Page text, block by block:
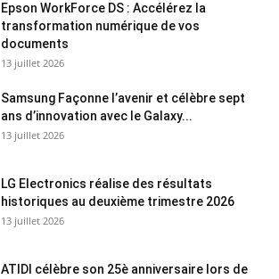
Epson WorkForce DS : Accélérez la
transformation numérique de vos
documents
13 juillet 2026
Samsung Façonne l’avenir et célèbre sept
ans d’innovation avec le Galaxy...
13 juillet 2026
LG Electronics réalise des résultats
historiques au deuxième trimestre 2026
13 juillet 2026
ATIDI célèbre son 25è anniversaire lors de